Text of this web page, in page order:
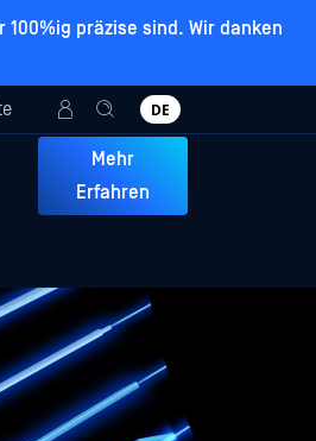
präzise sind. Wir danken
DE
Mehr
Erfahren